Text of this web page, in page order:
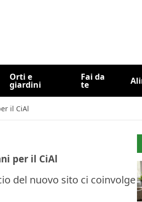
Orti e
giardini
Fai da
te
il CiAl
per il CiAl
del nuovo sito ci coinvolge